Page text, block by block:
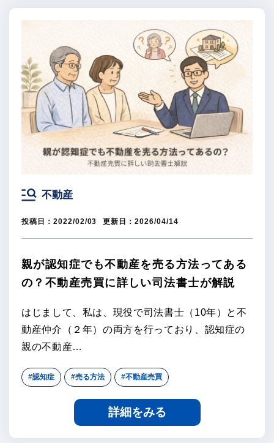
不動産
投稿日： 2022/02/03 更新日：2026/04/14
親が認知症でも不動産を売る方法ってある
の？不動産売買に詳しい司法書士が解説
はじまして、私は、現役で司法書士（10年）と不
動産仲介（２年）の両方を行っており、認知症の
親の不動産…
#認知症 #売る方法 #不動産売買
詳細をみる